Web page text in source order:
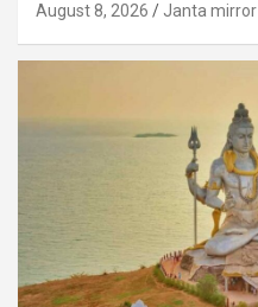
August 8, 2026 Janta mirror